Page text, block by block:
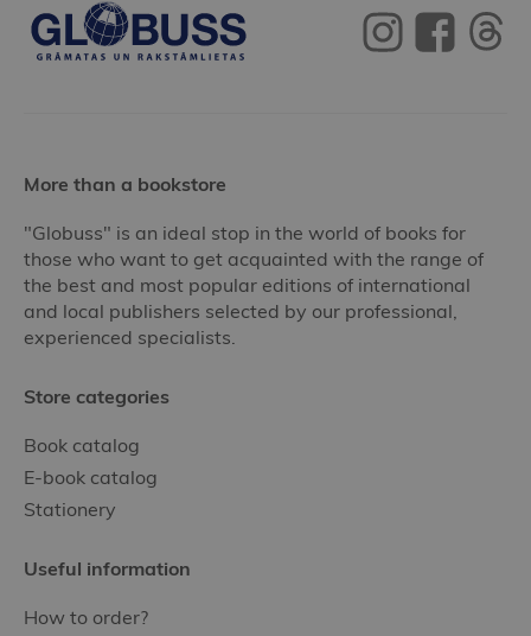
More than a bookstore
"Globuss" is an ideal stop in the world of books for
those who want to get acquainted with the range of
the best and most popular editions of international
and local publishers selected by our professional,
experienced specialists.
Store categories
Book catalog
E-book catalog
Stationery
Useful information
How to order?